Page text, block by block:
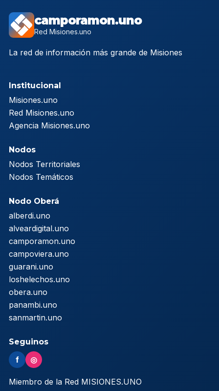
camporamon.uno
Red Misiones.uno
La red de información más grande de Misiones
Institucional
Misiones.uno
Red Misiones.uno
Agencia Misiones.uno
Nodos
Nodos Territoriales
Nodos Temáticos
Nodo Oberá
alberdi.uno
alveardigital.uno
camporamon.uno
campoviera.uno
guarani.uno
loshelechos.uno
obera.uno
panambi.uno
sanmartin.uno
Seguinos
f ◎
Miembro de la Red MISIONES.UNO